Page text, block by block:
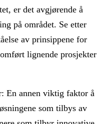
er det avgjørende å
på området. Se etter
av prinsippene for
lignende prosjekter
En annen viktig faktor å
som tilbys av